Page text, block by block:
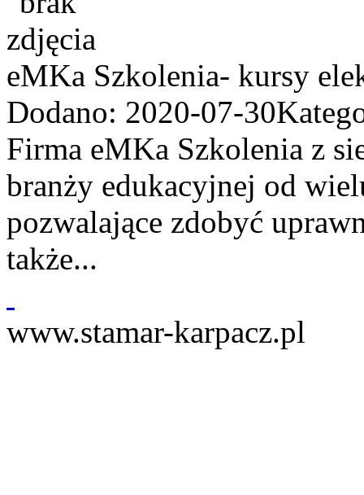
eMKa Szkolenia- kursy
Dodano: 2020-07-30
Firma eMKa Szkolenia z
branży edukacyjnej od
pozwalające zdobyć
także...
www.stamar-karpacz.pl